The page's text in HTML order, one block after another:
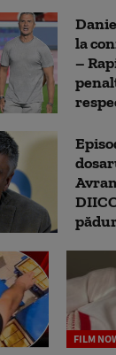
la
–
FILM